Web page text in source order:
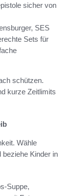
sicher von
SES
Sets für
schützen.
kurze Zeitlimits
Wähle
beziehe Kinder in
Suppe,